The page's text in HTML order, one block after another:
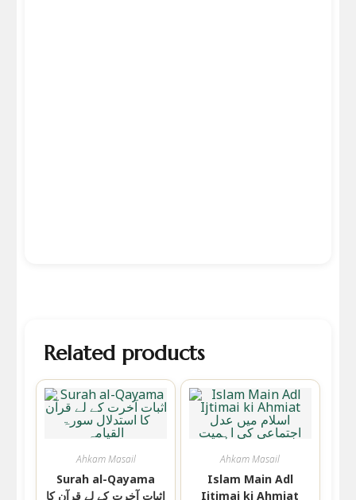
Related products
Ahkam Masail
Surah al-Qayama
اثبات آخرت کے لے قرآن کا
Ahkam Masail
Islam Main Adl
Ijtimai ki Ahmiat